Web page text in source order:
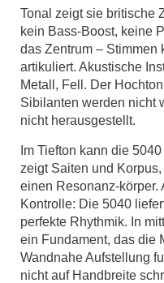
Tonal zeigt sie britische
kein Bass-Boost, keine
das Zentrum – Stimmen
artikuliert. Akustische
Metall, Fell. Der
Sibilanten werden nicht
nicht herausgestellt.
Im Tiefton kann die
zeigt Saiten und
einen Resonanz-körper.
Kontrolle: Die 5040
perfekte Rhythmik. In
ein Fundament, das die
Wandnahe Aufstellung
nicht auf Handbreite